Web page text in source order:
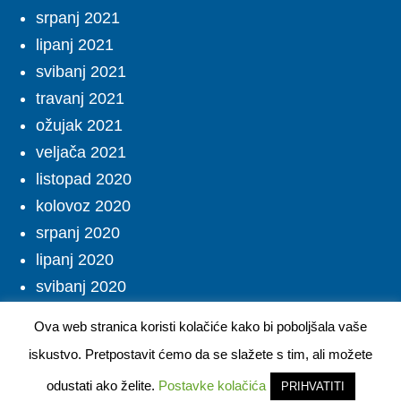
srpanj 2021
lipanj 2021
svibanj 2021
travanj 2021
ožujak 2021
veljača 2021
listopad 2020
kolovoz 2020
srpanj 2020
lipanj 2020
svibanj 2020
Ova web stranica koristi kolačiće kako bi poboljšala vaše
iskustvo. Pretpostavit ćemo da se slažete s tim, ali možete
odustati ako želite. Postavke kolačića PRIHVATITI